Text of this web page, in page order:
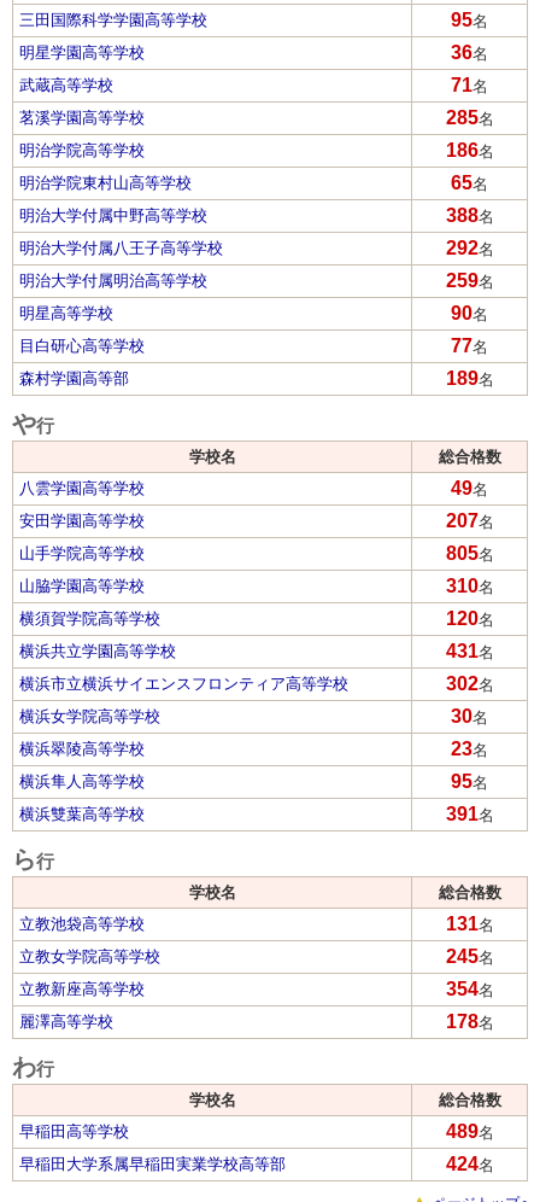
三田国際科学学園高等学校
95名
明星学園高等学校
36名
武蔵高等学校
71名
茗溪学園高等学校
285名
明治学院高等学校
186名
明治学院東村山高等学校
65名
明治大学付属中野高等学校
388名
明治大学付属八王子高等学校
292名
明治大学付属明治高等学校
259名
明星高等学校
90名
目白研心高等学校
77名
森村学園高等部
189名
や行
学校名
総合格数
八雲学園高等学校
49名
安田学園高等学校
207名
山手学院高等学校
805名
山脇学園高等学校
310名
横須賀学院高等学校
120名
横浜共立学園高等学校
431名
横浜市立横浜サイエンスフロンティア高等学校
302名
横浜女学院高等学校
30名
横浜翠陵高等学校
23名
横浜隼人高等学校
95名
横浜雙葉高等学校
391名
ら行
学校名
総合格数
立教池袋高等学校
131名
立教女学院高等学校
245名
立教新座高等学校
354名
麗澤高等学校
178名
わ行
学校名
総合格数
早稲田高等学校
489名
早稲田大学系属早稲田実業学校高等部
424名